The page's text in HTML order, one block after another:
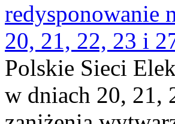
redysponowanie
20, 21, 22, 23 i
Polskie Sieci
w dniach 20, 21,